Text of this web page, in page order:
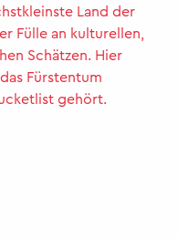
Land der
Fülle an kulturellen,
Schätzen. Hier
Fürstentum
gehört.